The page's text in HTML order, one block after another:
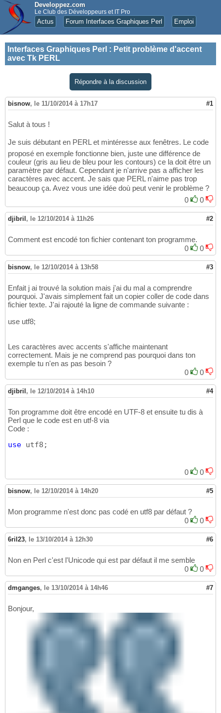
Developpez.com
Le Club des Développeurs et IT Pro
Actus Forum Interfaces Graphiques Perl Emploi
Interfaces Graphiques Perl : Petit problème d'accent
avec Tk PERL
Répondre à la discussion
bisnow, le 11/10/2014 à 17h17 #1
Salut à tous !
Je suis débutant en PERL et mintéresse aux fenêtres. Le code
proposé en exemple fonctionne bien, juste une différence de
couleur (gris au lieu de bleu pour les contours) ce la doit être un
paramètre par défaut. Cependant je n'arrive pas a afficher les
caractères avec accent. Je sais que PERL n'aime pas trop
beaucoup ça. Avez vous une idée doù peut venir le problème ?
0
0
djibril , le 12/10/2014 à 11h26 #2
Comment est encodé ton fichier contenant ton programme.
0
0
bisnow, le 12/10/2014 à 13h58 #3
Enfait j ai trouvé la solution mais j'ai du mal a comprendre
pourquoi. J'avais simplement fait un copier coller de code dans
fichier texte. J'ai rajouté la ligne de commande suivante :
use utf8;
Les caractères avec accents s'affiche maintenant
correctement. Mais je ne comprend pas pourquoi dans ton
exemple tu n'en as pas besoin ?
0
0
djibril , le 12/10/2014 à 14h10 #4
Ton programme doit être encodé en UTF-8 et ensuite tu dis à
Perl que le code est en utf-8 via
Code :
use utf8;
0 0
bisnow, le 12/10/2014 à 14h20 #5
Mon programme n'est donc pas codé en utf8 par défaut ?
0
0
6ril23, le 13/10/2014 à 12h30 #6
Non en Perl c'est l'Unicode qui est par défaut il me semble
0
0
dmganges, le 13/10/2014 à 14h46 #7
Bonjour,